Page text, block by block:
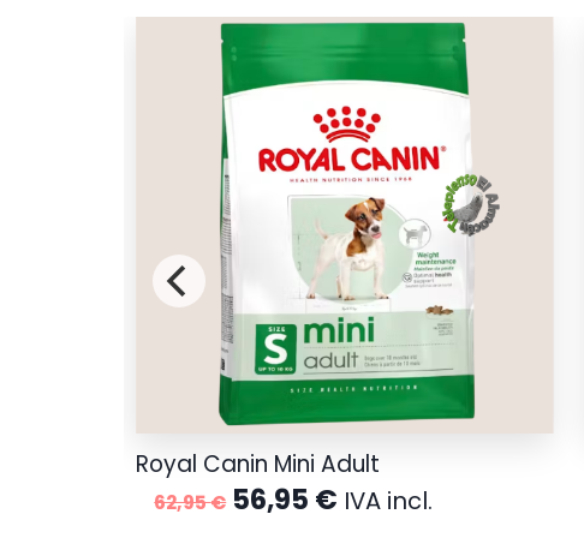
Royal Canin Mini Adult
62,95€ El
precio
56,95 € El
IVA incl.